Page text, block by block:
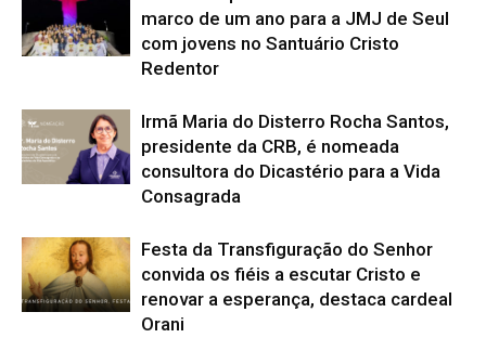
marco de um ano para a JMJ de Seul
com jovens no Santuário Cristo
Redentor
Irmã Maria do Disterro Rocha Santos,
presidente da CRB, é nomeada
consultora do Dicastério para a Vida
Consagrada
Festa da Transfiguração do Senhor
convida os fiéis a escutar Cristo e
renovar a esperança, destaca cardeal
Orani